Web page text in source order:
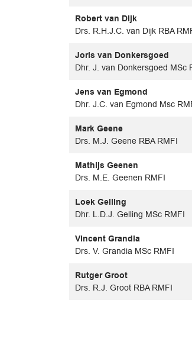
Robert van Dijk
Drs. R.H.J.C. van Dijk RBA
Joris van Donkersgoed
Dhr. J. van Donkersgoed MSc
Jens van Egmond
Dhr. J.C. van Egmond Msc
Mark Geene
Drs. M.J. Geene RBA RMFI
Mathijs Geenen
Drs. M.E. Geenen RMFI
Loek Gelling
Dhr. L.D.J. Gelling MSc RMFI
Vincent Grandia
Drs. V. Grandia MSc RMFI
Rutger Groot
Drs. R.J. Groot RBA RMFI